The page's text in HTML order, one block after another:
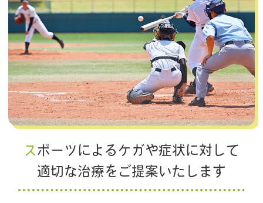
スポーツによるケガや症状に対して
適切な治療をご提案いたします